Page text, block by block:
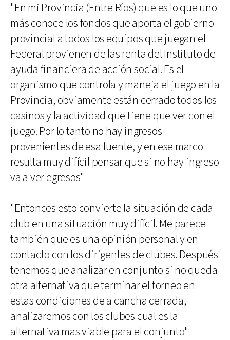
"En mi Provincia (Entre Ríos) que es lo que uno
más conoce los fondos que aporta el gobierno
provincial a todos los equipos que juegan el
Federal provienen de las renta del Instituto de
ayuda financiera de acción social. Es el
organismo que controla y maneja el juego en la
Provincia, obviamente están cerrado todos los
casinos y la actividad que tiene que ver con el
juego. Por lo tanto no hay ingresos
provenientes de esa fuente, y en ese marco
resulta muy difícil pensar que si no hay ingreso
va a ver egresos"
"Entonces esto convierte la situación de cada
club en una situación muy difícil. Me parece
también que es una opinión personal y en
contacto con los dirigentes de clubes. Después
tenemos que analizar en conjunto si no queda
otra alternativa que terminar el torneo en
estas condiciones de a cancha cerrada,
analizaremos con los clubes cual es la
alternativa mas viable para el conjunto"